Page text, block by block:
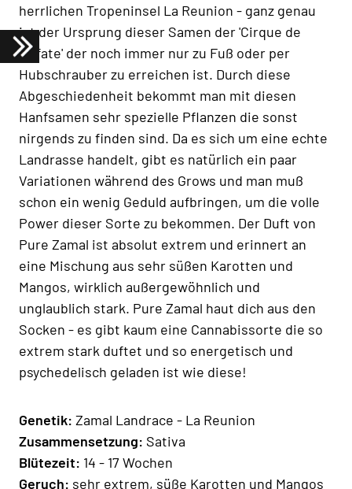
herrlichen Tropeninsel La Reunion - ganz genau
ist der Ursprung dieser Samen der 'Cirque de
Mafate' der noch immer nur zu Fuß oder per
Hubschrauber zu erreichen ist. Durch diese
Abgeschiedenheit bekommt man mit diesen
Hanfsamen sehr spezielle Pflanzen die sonst
nirgends zu finden sind. Da es sich um eine echte
Landrasse handelt, gibt es natürlich ein paar
Variationen während des Grows und man muß
schon ein wenig Geduld aufbringen, um die volle
Power dieser Sorte zu bekommen. Der Duft von
Pure Zamal ist absolut extrem und erinnert an
eine Mischung aus sehr süßen Karotten und
Mangos, wirklich außergewöhnlich und
unglaublich stark. Pure Zamal haut dich aus den
Socken - es gibt kaum eine Cannabissorte die so
extrem stark duftet und so energetisch und
psychedelisch geladen ist wie diese!
Genetik: Zamal Landrace - La Reunion
Zusammensetzung: Sativa
Blütezeit: 14 - 17 Wochen
Geruch: sehr extrem, süße Karotten und Mangos